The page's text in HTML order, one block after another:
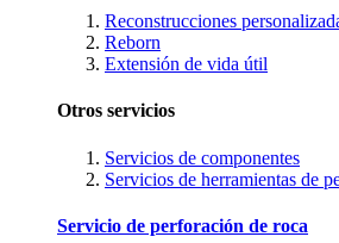
Reconstrucciones
Reborn
Extensión de vida útil
Otros servicios
Servicios de componentes
Servicios de herramientas de
Servicio de perforación de roca